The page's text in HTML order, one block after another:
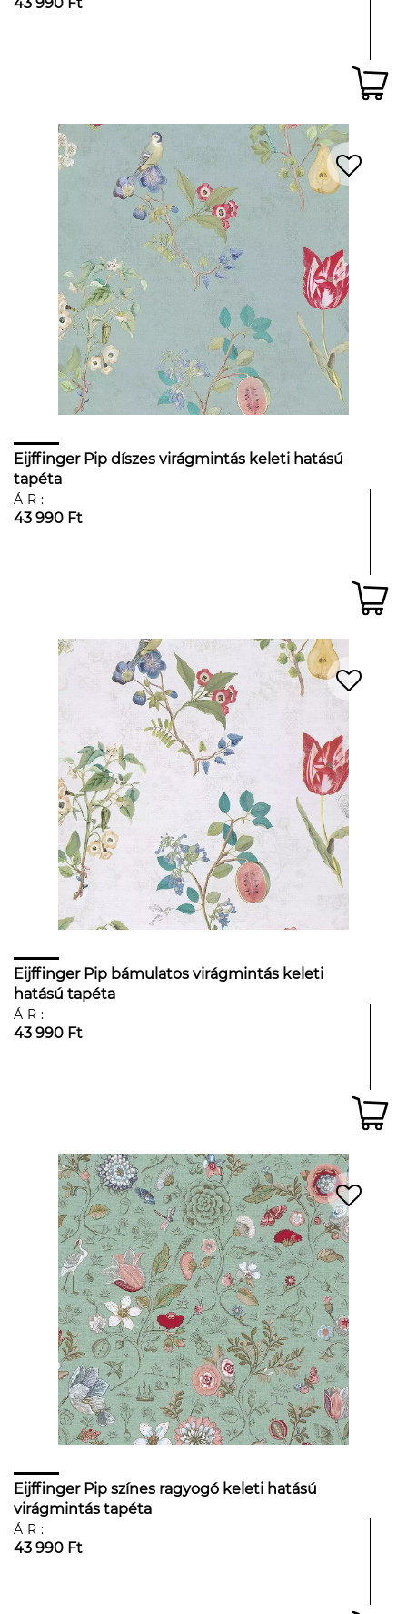
Eijffinger Pip díszes virágmintás keleti hatású
tapéta
ÁR:
43 990 Ft
Eijffinger Pip bámulatos virágmintás keleti
hatású tapéta
ÁR:
43 990 Ft
Eijffinger Pip színes ragyogó keleti hatású
virágmintás tapéta
ÁR:
43 990 Ft